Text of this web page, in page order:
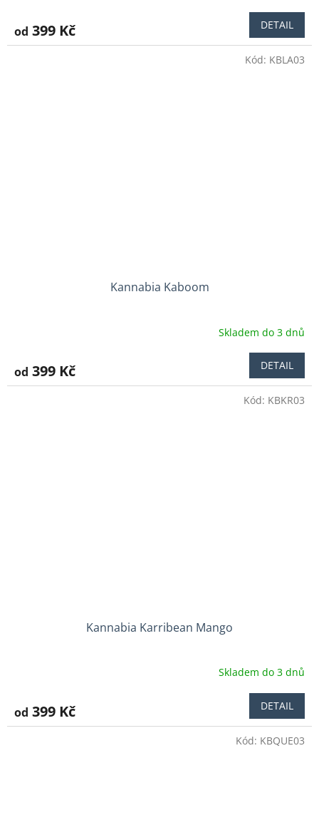
je
4,0
od 399 Kč DETAIL
Kannabia Kaboom
Skladem do 3 dnů
od 399 Kč DETAIL
Kód: KBLA03
Kannabia Karribean Mango
Skladem do 3 dnů
od 399 Kč DETAIL
Kód: KBKR03
Kód: KBQUE03